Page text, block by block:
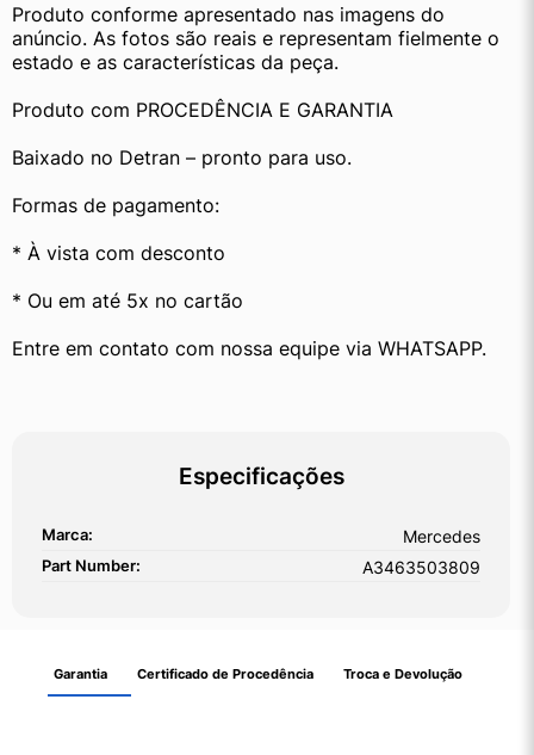
Produto conforme apresentado nas imagens do
anúncio. As fotos são reais e representam fielmente o
estado e as características da peça.
Produto com PROCEDÊNCIA E GARANTIA
Baixado no Detran – pronto para uso.
Formas de pagamento:
* À vista com desconto
* Ou em até 5x no cartão
Entre em contato com nossa equipe via WHATSAPP.
Especificações
Marca: Mercedes
Part Number: A3463503809
Garantia Certificado de Procedência Troca e Devolução